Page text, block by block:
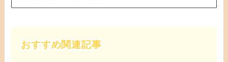
おすすめ関連記事